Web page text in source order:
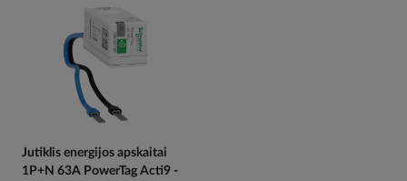
Jutiklis energijos apskaitai
1P+N 63A PowerTag Acti9 -